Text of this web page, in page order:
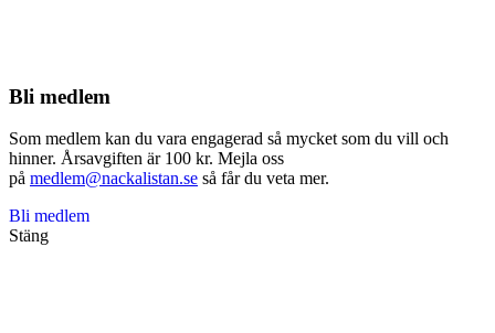
Bli medlem
Som medlem kan du vara engagerad så mycket som du vill och
hinner. Årsavgiften är 100 kr. Mejla oss
på medlem@nackalistan.se så får du veta mer.
Bli medlem
Stäng